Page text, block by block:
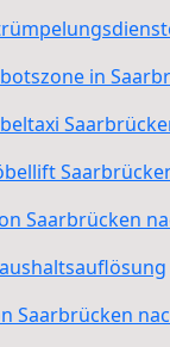
in
Saarbrücken
Saarbrücken